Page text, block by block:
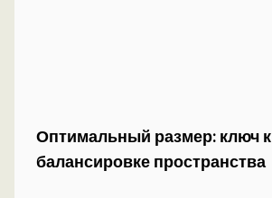
Оптимальный размер: ключ к
балансировке пространства